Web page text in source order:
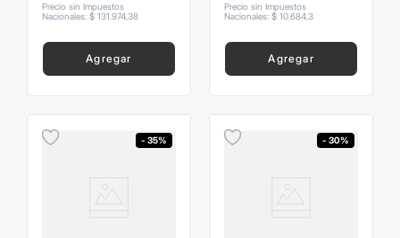
Precio sin Impuestos
Nacionales: $ 131 974,38
Agregar
Precio sin Impuestos
Nacionales: $ 106843
Agregar
- 35% - 30%